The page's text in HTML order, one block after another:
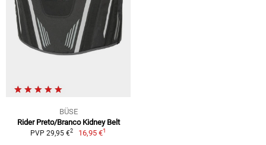
BÜSE
Rider Preto/Branco Kidney Belt
PVP 29,95 €2 16,95 €1